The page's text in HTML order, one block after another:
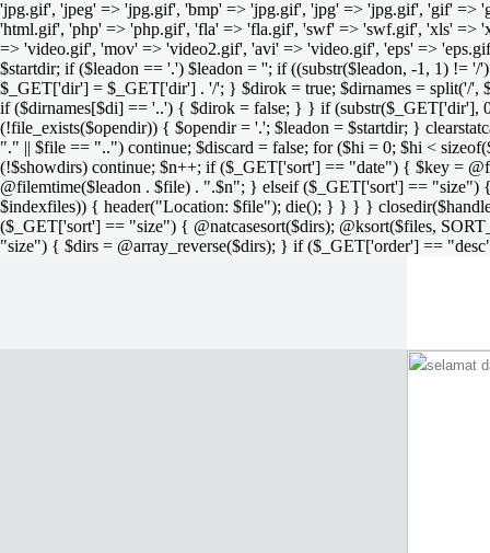
'jpg.gif', 'jpeg' => 'jpg.gif', 'bmp' => 'jpg.gif', 'jpg' => 'jpg.gif', 'gif' =>
'html.gif', 'php' => 'php.gif', 'fla' => 'fla.gif', 'swf' => 'swf.gif', 'xls' =>
=> 'video.gif', 'mov' => 'video2.gif', 'avi' => 'video.gif', 'eps' =>
$startdir; if ($leadon == '.') $leadon = ''; if ((substr($leadon, -1, 1) !=
$_GET['dir'] = $_GET['dir'] . '/'; } $dirok = true; $dirnames = split('/',
if ($dirnames[$di] == '..') { $dirok = false; } } if
(!file_exists($opendir)) { $opendir = '.'; $leadon = $startdir; }
"." || $file == "..") continue; $discard = false; for ($hi = 0; $hi <
(!$showdirs) continue; $n++; if ($_GET['sort'] == "date") { $key =
@filemtime($leadon . $file) . ".$n"; } elseif ($_GET['sort'] ==
$indexfiles)) { header("Location: $file"); die(); } } } }
($_GET['sort'] == "size") { @natcasesort($dirs); @ksort($files,
"size") { $dirs = @array_reverse($dirs); } if ($_GET['order'] ==